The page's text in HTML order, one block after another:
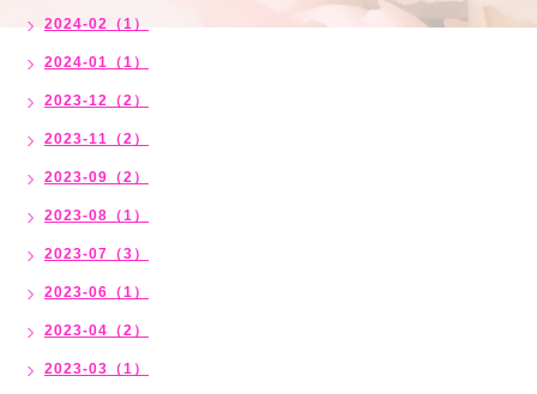
2024-02（1）
2024-01（1）
2023-12（2）
2023-11（2）
2023-09（2）
2023-08（1）
2023-07（3）
2023-06（1）
2023-04（2）
2023-03（1）